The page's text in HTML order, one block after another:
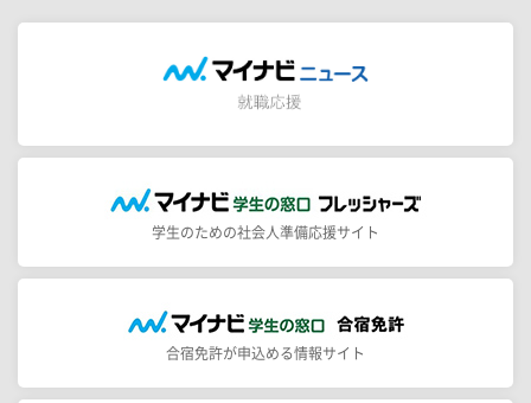
学生のための社会人準備応援サイト
合宿免許が申込める情報サイト